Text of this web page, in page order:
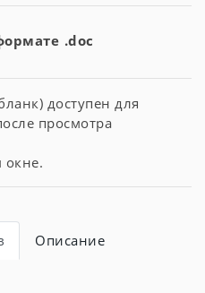
.doc
доступен для
просмотра
окне.
Описание